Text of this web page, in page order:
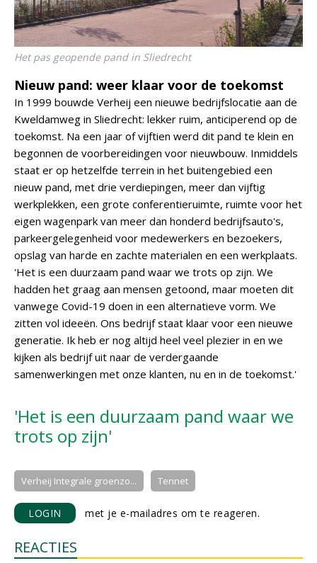
Het pas geopende pand in Sliedrecht
Nieuw pand: weer klaar voor de toekomst
In 1999 bouwde Verheij een nieuwe bedrijfslocatie aan de
Kweldamweg in Sliedrecht: lekker ruim, anticiperend op de
toekomst. Na een jaar of vijftien werd dit pand te klein en
begonnen de voorbereidingen voor nieuwbouw. Inmiddels
staat er op hetzelfde terrein in het buitengebied een
nieuw pand, met drie verdiepingen, meer dan vijftig
werkplekken, een grote conferentieruimte, ruimte voor het
eigen wagenpark van meer dan honderd bedrijfsauto's,
parkeergelegenheid voor medewerkers en bezoekers,
opslag van harde en zachte materialen en een werkplaats.
'Het is een duurzaam pand waar we trots op zijn. We
hadden het graag aan mensen getoond, maar moeten dit
vanwege Covid-19 doen in een alternatieve vorm. We
zitten vol ideeën. Ons bedrijf staat klaar voor een nieuwe
generatie. Ik heb er nog altijd heel veel plezier in en we
kijken als bedrijf uit naar de verdergaande
samenwerkingen met onze klanten, nu en in de toekomst.'
'Het is een duurzaam pand waar we
trots op zijn'
Verheij Integrale groenzo... Tennet
LOGIN met je e-mailadres om te reageren.
REACTIES